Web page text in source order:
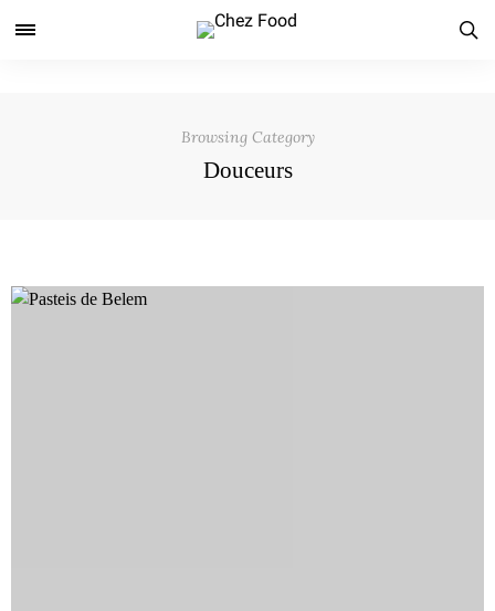
Browsing Category
Douceurs